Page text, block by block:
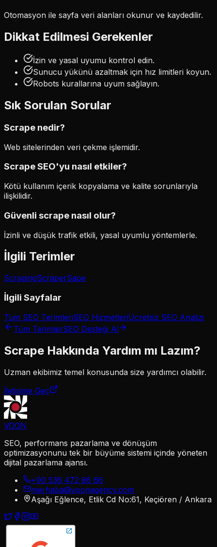
Otomasyon ile sayfa veri alanları okunur ve kaydedilir.
Dikkat Edilmesi Gerekenler
İzin ve yasal uyumu kontrol edin.
Sunucu yükünü azaltmak için hız limitleri koyun.
Robots kurallarına uyum sağlayın.
Sık Sorulan Sorular
Scrape nedir?
Web sitelerinden veri çekme işlemidir.
Scrape SEO'yu nasıl etkiler?
Kötü kullanım içerik kopyalama ve kalite sorunlarıyla
ilişkilidir.
Güvenli scrape nasıl olur?
İzinli ve düşük trafik etkili, yasal uyumlu yöntemlerle.
İlgili Terimler
ScrapingScraperSape
İlgili Sayfalar
Tüm SEO TerimleriSEO HizmetleriÜcretsiz SEO Analizi
Tüm TerimlerSEO Desteği Al
Scrape Hakkında Yardım mı Lazım?
Uzman ekibimiz temel konusunda size yardımcı olabilir.
İletişime Geç
VOON
SEO, performans pazarlama ve dönüşüm
optimizasyonunu tek bir büyüme sistemi içinde yöneten
dijital pazarlama ajansı.
+90 536 472 86 66
merhaba@voonagency.com
Aşağı Eğlence, Etlik Cd No:61, Keçiören / Ankara